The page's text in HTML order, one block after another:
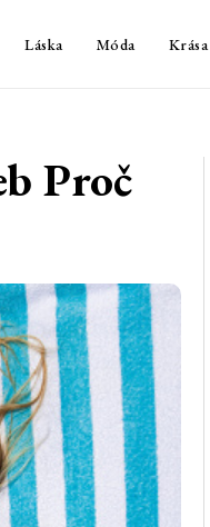
Láska Móda Krása
Proč